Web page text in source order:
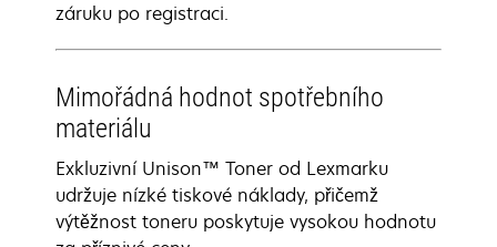
záruku po registraci​.
Mimořádná hodnot spotřebního
materiálu
Exkluzivní Unison™ Toner od Lexmarku
udržuje nízké tiskové náklady, přičemž
výtěžnost toneru poskytuje vysokou hodnotu